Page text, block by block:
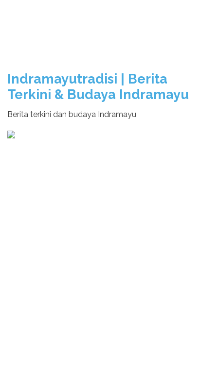
Indramayutradisi | Berita
Terkini & Budaya Indramayu
Berita terkini dan budaya Indramayu